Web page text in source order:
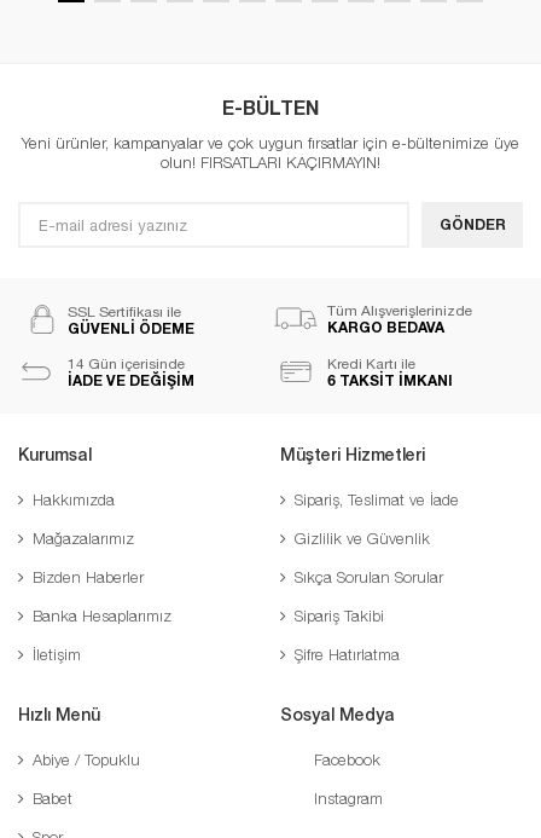
E-BÜLTEN
Yeni ürünler, kampanyalar ve çok uygun fırsatlar için e-bültenimize üye
olun! FIRSATLARI KAÇIRMAYIN!
GÖNDER
SSL Sertifikası ile
GÜVENLİ ÖDEME
Tüm Alışverişlerinizde
KARGO BEDAVA
14 Gün içerisinde
İADE VE DEĞİŞİM
Kredi Kartı ile
6 TAKSİT İMKANI
Kurumsal
Hakkımızda
Mağazalarımız
Bizden Haberler
Banka Hesaplarımız
İletişim
Müşteri Hizmetleri
Sipariş, Teslimat ve İade
Gizlilik ve Güvenlik
Sıkça Sorulan Sorular
Sipariş Takibi
Şifre Hatırlatma
Hızlı Menü
Abiye / Topuklu
Babet
Sosyal Medya
Facebook
Instagram